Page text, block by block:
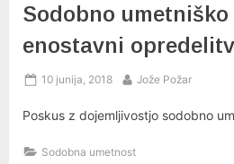
Sodobno
enostavni
Posted
10 junija, 2018 By
Jože Požar
Poskus z dojemljivostjo sodobno
Sodobna umetnost